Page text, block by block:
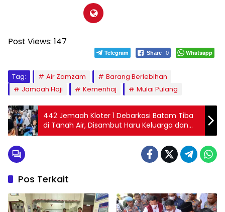
Post Views: 147
Telegram Share 0 Whatsapp
Tag: Air Zamzam
Barang Berlebihan
Jamaah Haji
Kemenhaj Mulai Pulang
442 Jemaah Kloter 1 Debarkasi Batam Tiba
di Tanah Air, Disambut Haru Keluarga dan
Pemerintah
Pos Terkait